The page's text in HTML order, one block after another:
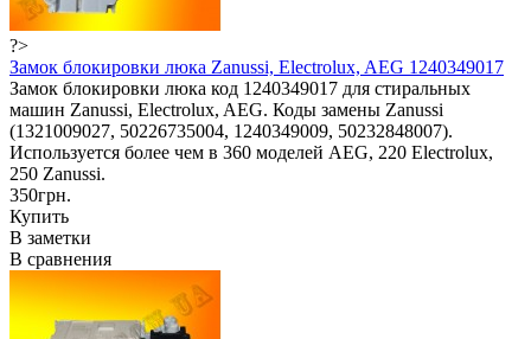
?>
Замок блокировки люка Zanussi, Electrolux, AEG 1240349017
Замок блокировки люка код 1240349017 для стиральных
машин Zanussi, Electrolux, AEG. Коды замены Zanussi
(1321009027, 50226735004, 1240349009, 50232848007).
Используется более чем в 360 моделей AEG, 220 Electrolux,
250 Zanussi.
350грн.
Купить
В заметки
В сравнения